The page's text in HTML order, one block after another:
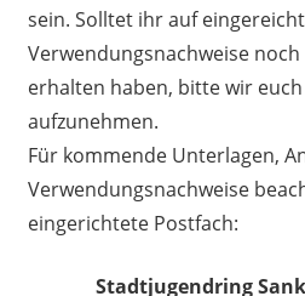
sein. Solltet ihr auf
Verwendungsnachweise
erhalten haben, bitte wir
aufzunehmen.
Für kommende Unterlagen,
Verwendungsnachweise
eingerichtete Postfach:
Stadtjugendring